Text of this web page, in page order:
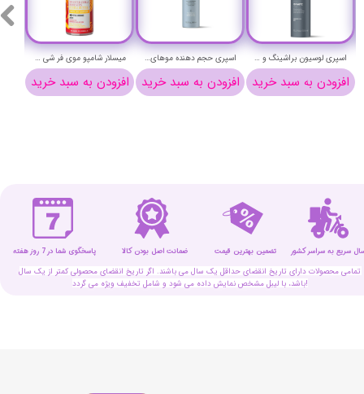
میسلار شامپو موی فر شی باتر و گل ترش اربن کر حجم 340 میلی لیتر -URBAN CARE Twisted Curls Hibiscus & Shea Butter Micellar Shampo
افزودن به سبد خرید
اسپری حجم دهنده موهای نازک و کم پشت (بادی میکر) تکنیا لاکمه حجم 300 میلی لیتر - Lakme TEKNIA Body Maker MIST
افزودن به سبد خرید
اسپری لوسیون براشینگ و محافظ حرارت و حجم دهنده مو کی استایل لاکمه حجم 300 میلی لیتر - Lakme K.STYLING SHAPE 300 ml
افزودن به سبد خرید
تمامی محصولات دارای تاریخ انقضای حداقل یک سال می باشند. اگر تاریخ انقضای محصولی کمتر از یک سال
باشد، با لیبل مشخص نمایش داده می شود و شامل تخفیف ویژه می گردد!
ضمانت اصل بودن کالا تضمین بهترین قیمت پاسخگوی شما در 7 روز هفته سریع به سراسر کشور